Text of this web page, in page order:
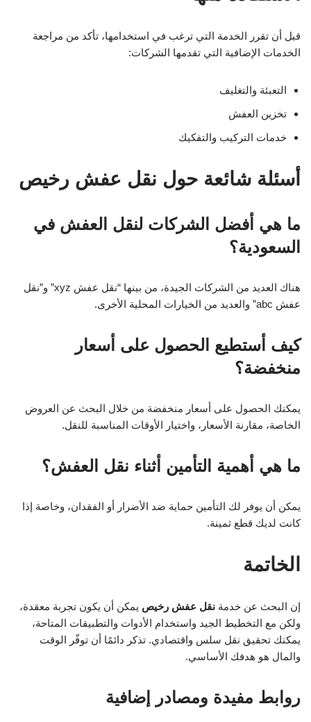
قبل أن تقرر الخدمة التي ترغب في استخدامها، تأكد من مراجعة
الخدمات الإضافية التي تقدمها الشركات:
التعبئة والتغليف
تخزين العفش
خدمات التركيب والتفكيك
أسئلة شائعة حول نقل عفش رخيص
ما هي أفضل الشركات لنقل العفش في
السعودية؟
هناك العديد من الشركات الجيدة، من بينها “نقل عفش xyz” و”نقل
عفش abc” والعديد من الخيارات المحلية الأخرى.
كيف أستطيع الحصول على أسعار
منخفضة؟
يمكنك الحصول على أسعار منخفضة من خلال البحث عن العروض
الخاصة، مقارنة الأسعار، واختيار الأوقات المناسبة للنقل.
ما هي أهمية التأمين أثناء نقل العفش؟
يمكن أن يوفر لك التأمين حماية ضد الأضرار أو الفقدان، وخاصة إذا
كانت لديك قطع ثمينة.
الخاتمة
إن البحث عن خدمة نقل عفش رخيص يمكن أن يكون تجربة معقدة،
ولكن مع التخطيط الجيد واستخدام الأدوات والتطبيقات المتاحة،
يمكنك تحقيق نقل سلس واقتصادي. تذكر دائمًا أن توفّر الوقت
والمال هو هدفك الأساسي.
روابط مفيدة ومصادر إضافية